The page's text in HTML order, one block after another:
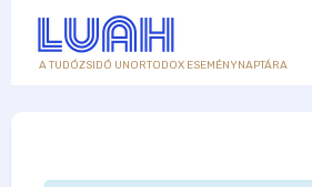
A TUDÓZSIDÓ UNORTODOX ESEMÉNYNAPTÁRA